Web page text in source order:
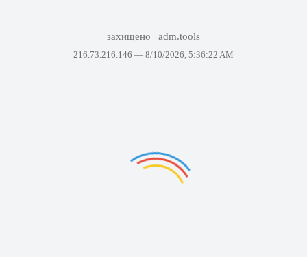
захищено adm.tools
216.73.216.146 — 8/10/2026, 5:36:22 AM